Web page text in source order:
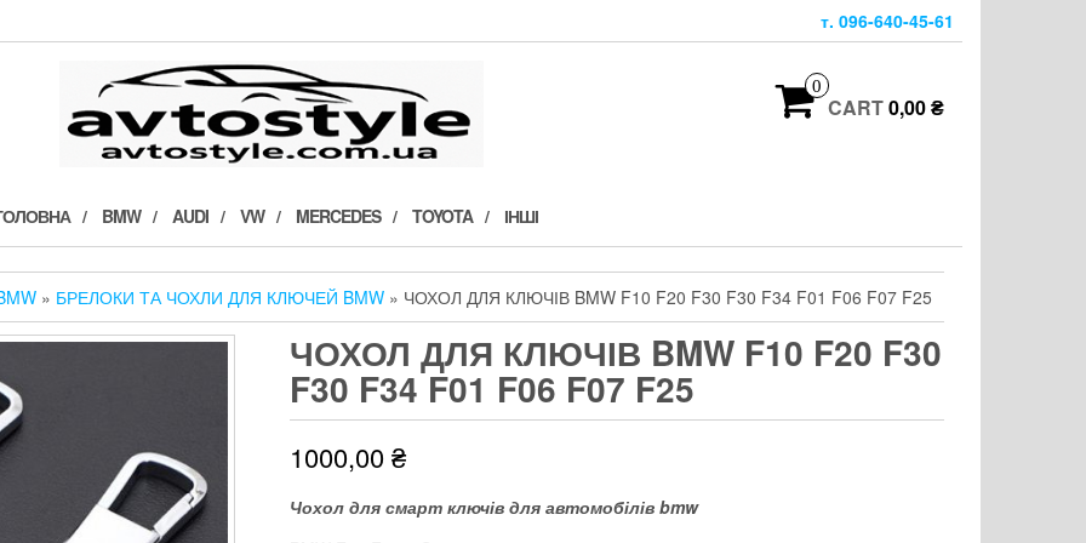
т. 096-640-45-61
0
CART0,00 ₴
BMW AUDI VW MERCEDES TOYOTA ІНШІ
» БРЕЛОКИ ТА ЧОХЛИ ДЛЯ КЛЮЧЕЙ BMW » ЧОХОЛ ДЛЯ КЛЮЧІВ BMW F10 F20 F30 F30 F34 F01 F06 F07 F25
ЧОХОЛ ДЛЯ КЛЮЧІВ BMW F10 F20 F30
F30 F34 F01 F06 F07 F25
1000,00₴
Чохол для смарт ключів для автомобілів bmw